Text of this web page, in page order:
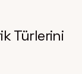
Türlerini